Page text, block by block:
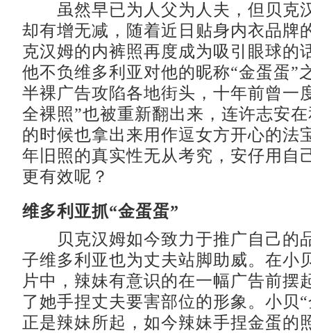
虽然早已为人父为人夫，但贝克
却有增无减，随着近日贴身内衣品牌
克汉姆的内裤照再度成为吸引眼球的
他不负维多利亚对他的昵称“金蛋蛋”
半裸广告攻陷各地街头，十年前曾一
全裸照”也被重新翻出来，连许志安
的时候也拿出来用作逗女方开心的法
年旧照的真实性无从考究，安仔用自
更有效呢？
维多利亚抓“金蛋蛋”
贝克汉姆如今致力于推广自己的
子维多利亚也为丈夫站脚助威。在小
片中，辣妹有意识的在一幅广告前摆
了她手捏丈夫要害部位的形象。小贝
正是辣妹所起，如今辣妹手捏金蛋的